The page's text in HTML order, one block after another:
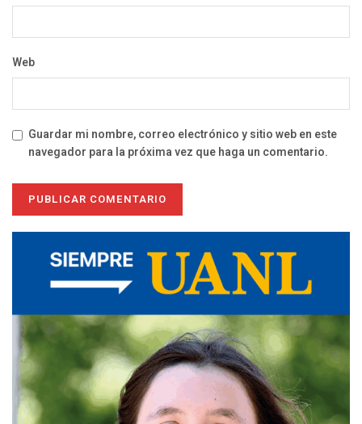
Web
Guardar mi nombre, correo electrónico y sitio web en este
navegador para la próxima vez que haga un comentario.